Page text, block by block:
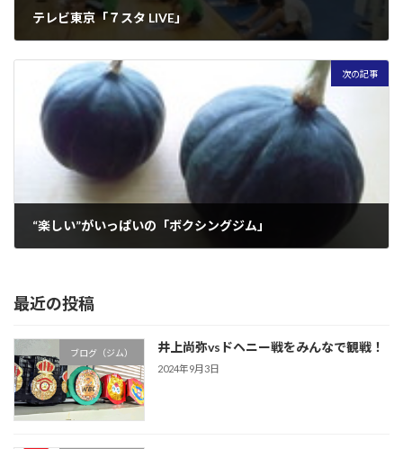
テレビ東京「７スタ LIVE」
次の記事
“楽しい”がいっぱいの「ボクシングジム」
最近の投稿
ブログ（ジム） 井上尚弥vsドヘニー戦をみんなで観戦！
2024年9月3日